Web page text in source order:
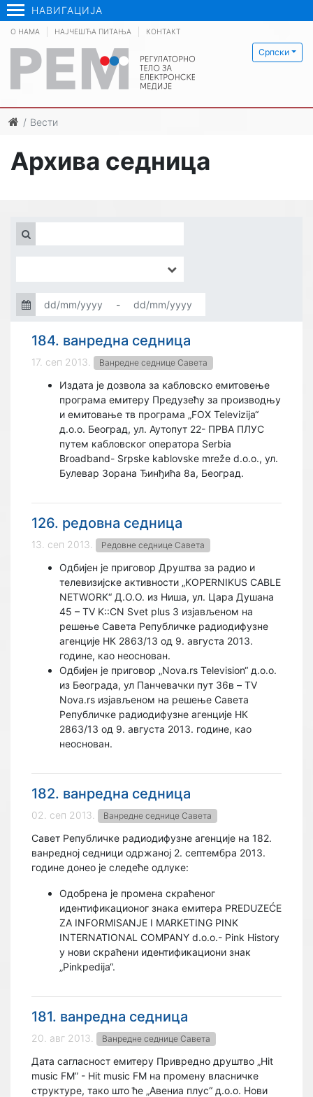
НАВИГАЦИЈА
Српски
О НАМА НАЈЧЕШЋА ПИТАЊА КОНТАКТ
Вести
Архива седница
-
184. ванредна седница
17. сеп 2013. Ванредне седнице Савета
Издата је дозвола за кабловско емитовење
програма емитеру Предузећу за производњу
и емитовање тв програма „FOX Televizija“
д.о.о. Београд, ул. Аутопут 22- ПРВА ПЛУС
путем кабловског оператора Serbia
Broadband- Srpske kablovske mreže d.o.o., ул.
Булевар Зорана Ђинђића 8а, Београд.
126. редовна седница
13. сеп 2013. Редовне седнице Савета
Одбиjeн је приговор Друштва за радио и
телевизијске активности „KOPERNIKUS CABLE
NETWORK“ Д.О.О. из Ниша, ул. Цара Душана
45 – TV K::CN Svet plus 3 изјављеном на
решење Савета Републичке радиодифузне
агенције НК 2863/13 од 9. августа 2013.
године, као неоснован.
Одбијен је приговор „Nova.rs Television“ д.о.о.
из Београда, ул Панчевачки пут 36в – TV
Nova.rs изјављеном на решење Савета
Републичке радиодифузне агенције НК
2863/13 од 9. августа 2013. године, као
неоснован.
182. ванредна седница
02. сеп 2013. Ванредне седнице Савета
Савет Републичке радиодифузне агенције на 182.
ванредној седници одржаној 2. септембра 2013.
године донео је следеће одлуке:
Одобрена је промена скраћеног
идентификационог знака емитера PREDUZEĆE
ZA INFORMISANJE I MARKETING PINK
INTERNATIONAL COMPANY d.o.o.- Pink History
у нови скраћени идентификациони знак
„Pinkpedija“.
181. ванредна седница
20. авг 2013. Ванредне седнице Савета
Дата сагласност емитеру Привредно друштво „Hit
music FM” - Hit music FM на промену власничке
структуре, тако што ће „Авениа плус“ д.о.о. Нови